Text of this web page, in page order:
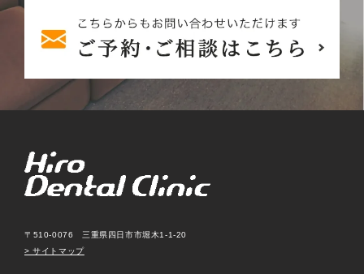
〒510-0076 三重県四日市市堀木1-1-20
> サイトマップ